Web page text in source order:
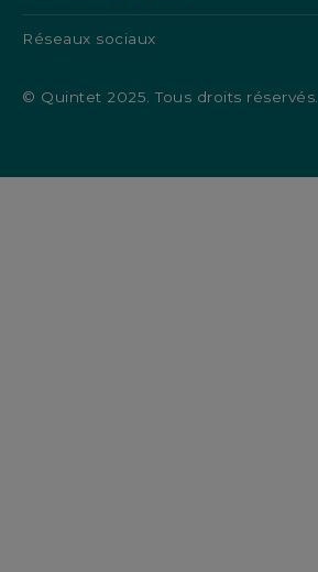
Réseaux sociaux
© Quintet 2025. Tous droits réservés.